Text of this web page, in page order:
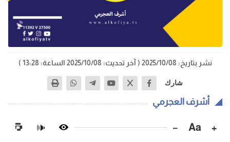
نشر بتاريخ: 2025/10/08 ( آخر تحديث: 2025/10/08 الساعة: 13:28 )
شارك
أشرف العجرمي
+
Aa
−
🔊